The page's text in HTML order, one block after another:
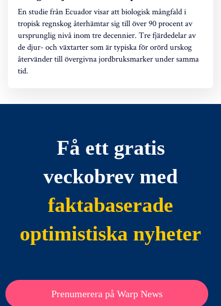
En studie från Ecuador visar att biologisk mångfald i
tropisk regnskog återhämtar sig till över 90 procent av
ursprunglig nivå inom tre decennier. Tre fjärdedelar av
de djur- och växtarter som är typiska för orörd urskog
återvänder till övergivna jordbruksmarker under samma
tid.
Få ett gratis
veckobrev med
faktabaserade
optimistiska nyheter
Prenumerera på Warp News